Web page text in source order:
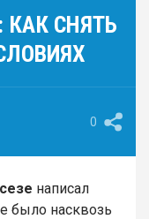
КАК СНЯТЬ
0
написал
было насквозь